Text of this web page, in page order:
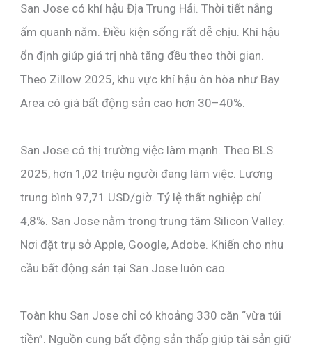
San Jose có khí hậu Địa Trung Hải. Thời tiết nắng
ấm quanh năm. Điều kiện sống rất dễ chịu. Khí hậu
ổn định giúp giá trị nhà tăng đều theo thời gian.
Theo Zillow 2025, khu vực khí hậu ôn hòa như Bay
Area có giá bất động sản cao hơn 30–40%.
San Jose có thị trường việc làm mạnh. Theo BLS
2025, hơn 1,02 triệu người đang làm việc. Lương
trung bình 97,71 USD/giờ. Tỷ lệ thất nghiệp chỉ
4,8%. San Jose nằm trong trung tâm Silicon Valley.
Nơi đặt trụ sở Apple, Google, Adobe. Khiến cho nhu
cầu bất động sản tại San Jose luôn cao.
Toàn khu San Jose chỉ có khoảng 330 căn “vừa túi
tiền”. Nguồn cung bất động sản thấp giúp tài sản giữ